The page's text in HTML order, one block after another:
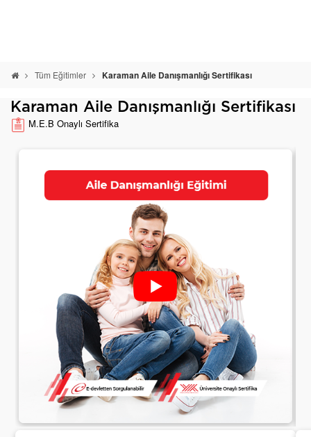
Tüm Eğitimler Karaman Aile Danışmanlığı Sertifikası
Karaman Aile Danışmanlığı Sertifikası
M.E.B Onaylı Sertifika